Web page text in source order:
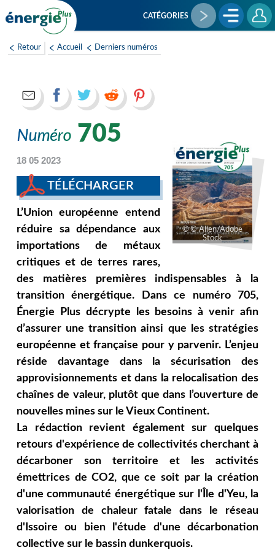
au
CATÉGORIES
Retour Accueil Derniers numéros
© Allen/Adobe
Stock
705
18 05 2023
TÉLÉCHARGER
L’Union européenne entend
réduire sa dépendance aux
importations de métaux
critiques et de terres rares,
des matières premières indispensables à la
transition énergétique. Dans ce numéro 705,
Énergie Plus décrypte les besoins à venir afin
d’assurer une transition ainsi que les stratégies
européenne et française pour y parvenir. L’enjeu
réside davantage dans la sécurisation des
approvisionnements et dans la relocalisation des
chaînes de valeur, plutôt que dans l’ouverture de
nouvelles mines sur le Vieux Continent.
La rédaction revient également sur quelques
retours d'expérience de collectivités cherchant à
décarboner son territoire et les activités
émettrices de CO2, que ce soit par la création
d'une communauté énergétique sur l'Île d'Yeu, la
valorisation de chaleur fatale dans le réseau
d'Issoire ou bien l'étude d'une décarbonation
collective sur le bassin dunkerquois.